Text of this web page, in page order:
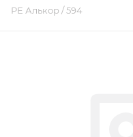
РЕ Алькор / 594